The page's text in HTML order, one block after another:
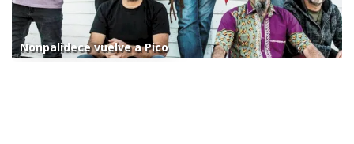
Nonpalidece vuelve a Pico